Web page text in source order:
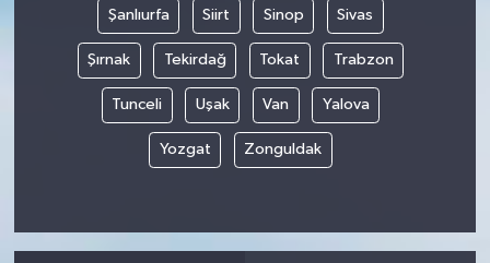
Şanlıurfa Siirt Sinop Sivas
Şırnak Tekirdağ Tokat Trabzon
Tunceli Uşak Van Yalova
Yozgat Zonguldak